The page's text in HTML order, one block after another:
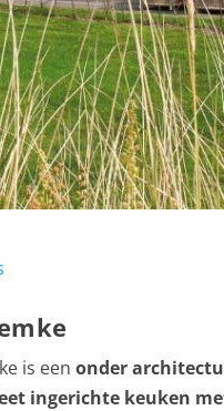
is eenonder
ingerichte keuken